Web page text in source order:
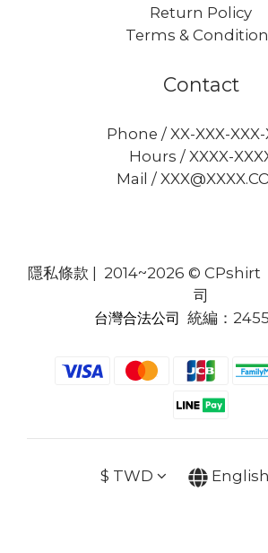
Return Policy
Terms &
Contact
Phone / XX-XXX-XXX-
Hours / XXXX-
Mail /
隱私條款 | 2014~2026 © CPshirt
司
台灣合法公司 統編：
$ TWD English